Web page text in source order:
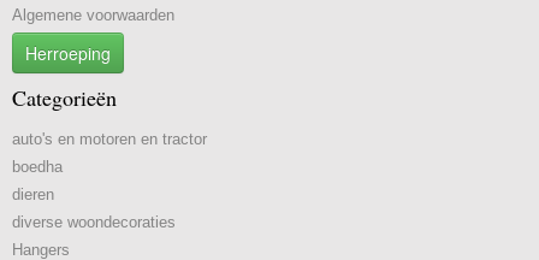
Algemene voorwaarden
Herroeping
Categorieën
auto's en motoren en tractor
boedha
dieren
diverse woondecoraties
Hangers